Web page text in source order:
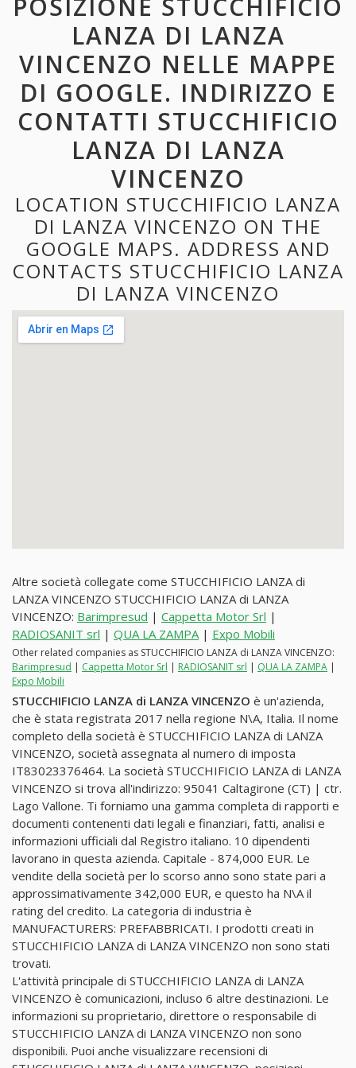
POSIZIONE STUCCHIFICIO
LANZA DI LANZA
VINCENZO NELLE MAPPE
DI GOOGLE. INDIRIZZO E
CONTATTI STUCCHIFICIO
LANZA DI LANZA
VINCENZO
LOCATION STUCCHIFICIO LANZA
DI LANZA VINCENZO ON THE
GOOGLE MAPS. ADDRESS AND
CONTACTS STUCCHIFICIO LANZA
DI LANZA VINCENZO
Altre società collegate come STUCCHIFICIO LANZA di
LANZA VINCENZO STUCCHIFICIO LANZA di LANZA
VINCENZO: Barimpresud | Cappetta Motor Srl |
RADIOSANIT srl | QUA LA ZAMPA| Expo Mobili
Other related companies as STUCCHIFICIO LANZA di LANZA VINCENZO:
Barimpresud | Cappetta Motor Srl | RADIOSANIT srl | QUA LA ZAMPA |
Expo Mobili
STUCCHIFICIO LANZA di LANZA VINCENZO è un'azienda,
che è stata registrata 2017 nella regione N\A, Italia. Il nome
completo della società è STUCCHIFICIO LANZA di LANZA
VINCENZO, società assegnata al numero di imposta
IT83023376464. La società STUCCHIFICIO LANZA di LANZA
VINCENZO si trova all'indirizzo: 95041 Caltagirone (CT) | ctr.
Lago Vallone. Ti forniamo una gamma completa di rapporti e
documenti contenenti dati legali e finanziari, fatti, analisi e
informazioni ufficiali dal Registro italiano. 10 dipendenti
lavorano in questa azienda. Capitale - 874,000 EUR. Le
vendite della società per lo scorso anno sono state pari a
approssimativamente 342,000 EUR, e questo ha N\A il
rating del credito. La categoria di industria è
MANUFACTURERS: PREFABBRICATI. I prodotti creati in
STUCCHIFICIO LANZA di LANZA VINCENZO non sono stati
trovati.
L'attività principale di STUCCHIFICIO LANZA di LANZA
VINCENZO è comunicazioni, incluso 6 altre destinazioni. Le
informazioni su proprietario, direttore o responsabile di
STUCCHIFICIO LANZA di LANZA VINCENZO non sono
disponibili. Puoi anche visualizzare recensioni di